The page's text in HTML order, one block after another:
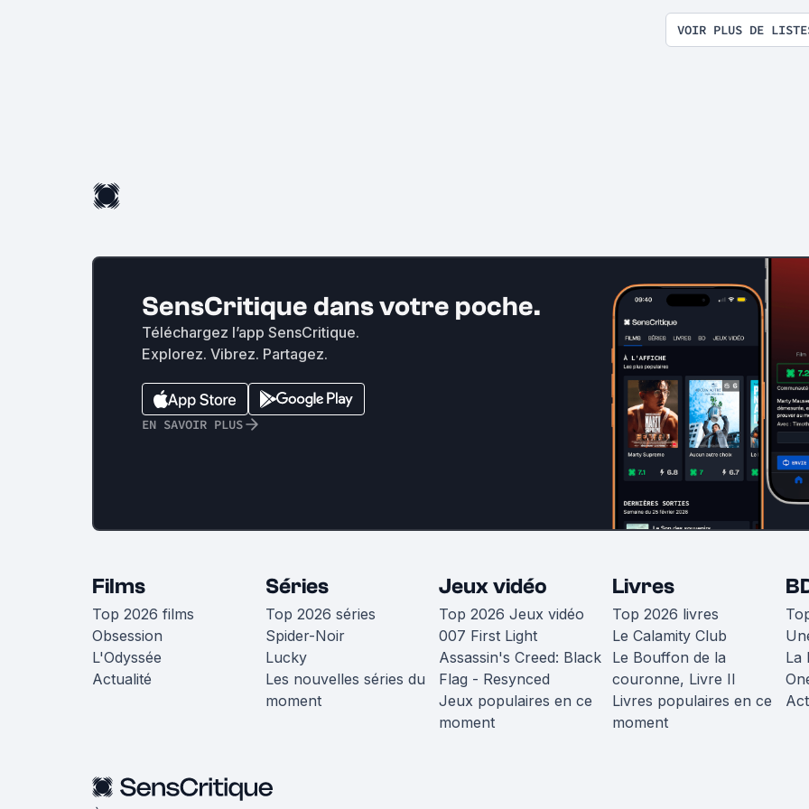
VOIR PLUS DE
SensCritique dans votre poche.
Téléchargez l’app SensCritique.
Explorez. Vibrez. Partagez.
EN SAVOIR PLUS
Films
Top 2026 films
Obsession
L'Odyssée
Actualité
Séries
Top 2026 séries
Spider-Noir
Lucky
Les nouvelles séries du
moment
Jeux vidéo
Top 2026 Jeux vidéo
007 First Light
Assassin's Creed: Black
Flag - Resynced
Jeux populaires en ce
moment
Livres
Top 2026 livres
Le Calamity Club
Le Bouffon de la
couronne, Livre II
Livres populaires en ce
moment
La